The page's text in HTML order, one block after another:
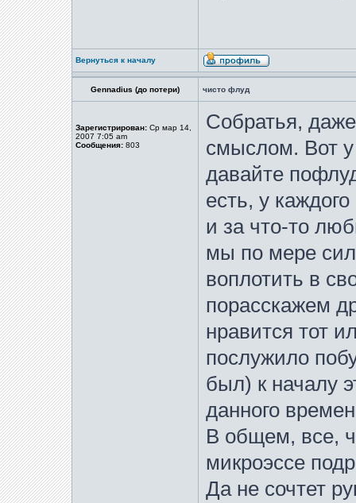
Вернуться к началу
Gennadius (до потери) чисто флуд
Зарегистрирован: Ср мар 14,
2007 7:05 am
Сообщения: 803
Собратья,
смыслом. Вот
давайте
есть, у
и за что-то
мы по мере
воплотить в
порасскажем
нравится тот
послужило
был) к началу
данного
В общем, все,
микроэссе
Да не сочтет